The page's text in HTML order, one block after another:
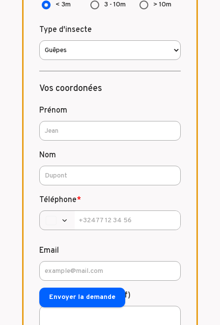
< 3m 3 - 10m > 10m
Type d'insecte
Vos coordonées
Prénom
Nom
Téléphone*
Email
Commentaire (facultatif)
Envoyer la demande